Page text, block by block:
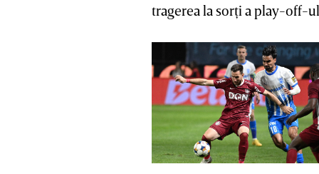
tragerea la sorţi a play-off-